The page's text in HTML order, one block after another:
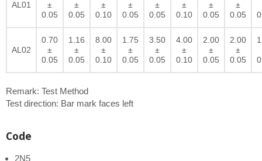
AL01
±
0.05
±
0.05
±
0.10
±
0.05
±
0.05
±
0.10
±
0.05
±
0.05
AL02
0.70
±
0.05
1.16
±
0.05
8.00
±
0.10
1.75
±
0.05
3.50
±
0.05
4.00
±
0.10
2.00
±
0.05
2.00
±
0.05
Remark: Test Method
Test direction: Bar mark faces left
Code
2N5